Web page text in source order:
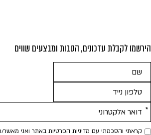
הירשמו לקבלת עדכונים, הטבות ומבצעים שווים
אנא
מלאו
את
טופס
-
קראתי והסכמתי עם מדיניות הפרטיות באתר ואני מאשר/